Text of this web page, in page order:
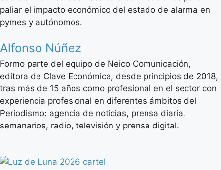
paliar el impacto económico del estado de alarma en
pymes y autónomos.
Alfonso Núñez
Formo parte del equipo de Neico Comunicación,
editora de Clave Económica, desde principios de 2018,
tras más de 15 años como profesional en el sector con
experiencia profesional en diferentes ámbitos del
Periodismo: agencia de noticias, prensa diaria,
semanarios, radio, televisión y prensa digital.